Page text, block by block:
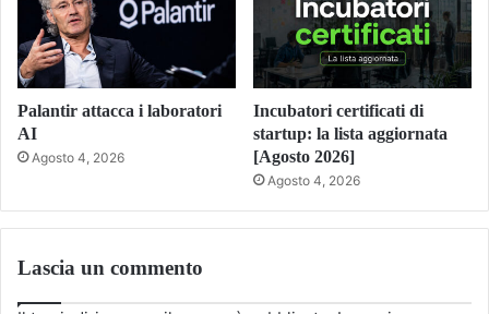
Palantir attacca i laboratori
AI
Agosto 4, 2026
Incubatori certificati di
startup: la lista aggiornata
[Agosto 2026]
Agosto 4, 2026
Lascia un commento